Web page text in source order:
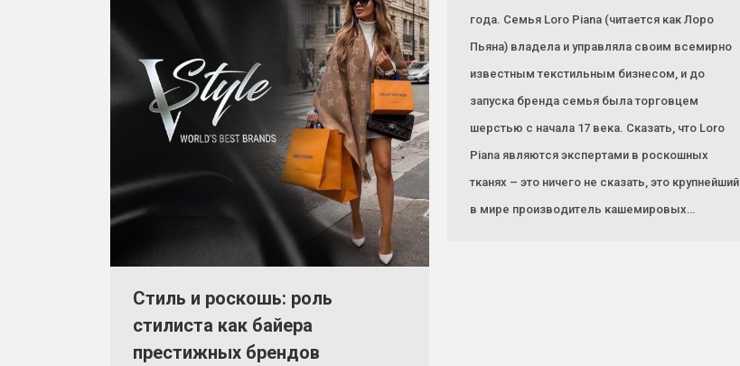
года. Семья Loro Piana (читается как Лоро
Пьяна) владела и управляла своим всемирно
известным текстильным бизнесом, и до
запуска бренда семья была торговцем
шерстью с начала 17 века. Сказать, что Loro
Piana являются экспертами в роскошных
тканях – это ничего не сказать, это крупнейший
в мире производитель кашемировых…
Стиль и роскошь: роль
стилиста как байера
престижных брендов